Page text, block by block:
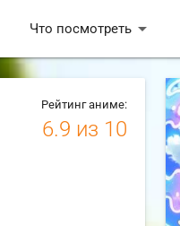
Что посмотретьarrow_drop_down
Рейтинг аниме:
6.9 из 10